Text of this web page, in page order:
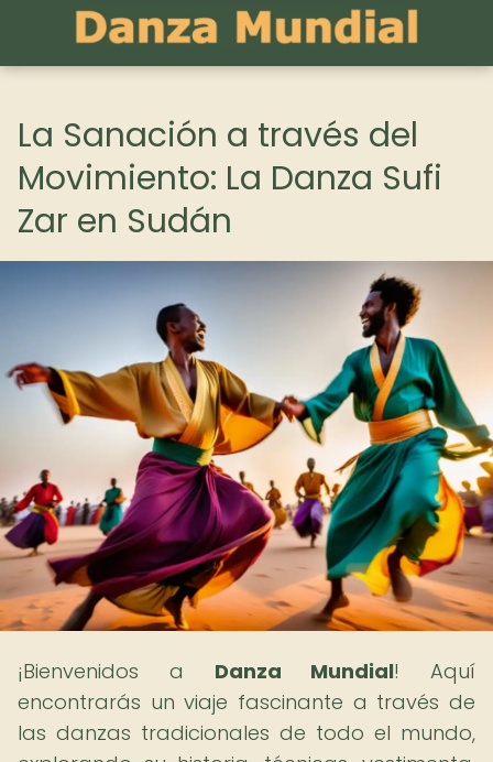
La Sanación a través del
Movimiento: La Danza Sufi
Zar en Sudán
¡Bienvenidos a Danza Mundial! Aquí
encontrarás un viaje fascinante a través de
las danzas tradicionales de todo el mundo,